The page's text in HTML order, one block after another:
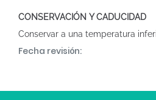
CONSERVACIÓN Y CADUCIDAD
Conservar a una temperatura
Fecha revisión: